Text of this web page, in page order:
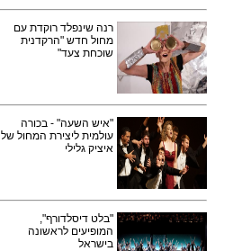
רנה שינפלד רוקדת עם
מחול חדש "הרקדנית
שוכחת צעד"
"איש השעה" - בכורה
עולמית ליצירת המחול של
איציק גלילי
"בלט דיסלדורף",
המופיעים לראשונה
בישראל